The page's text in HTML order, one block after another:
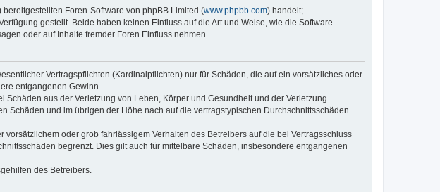
bereitgestellten Foren-Software von phpBB Limited (www.phpbb.com) handelt;
gestellt. Beide haben keinen Einfluss auf die Art und Weise, wie die Software
oder auf Inhalte fremder Foren Einfluss nehmen.
Vertragspflichten (Kardinalpflichten) nur für Schäden, die auf ein vorsätzliches oder
entgangenen Gewinn.
aus der Verletzung von Leben, Körper und Gesundheit und der Verletzung
Schäden und im übrigen der Höhe nach auf die vertragstypischen Durchschnittsschäden
oder grob fahrlässigem Verhalten des Betreibers auf die bei Vertragsschluss
begrenzt. Dies gilt auch für mittelbare Schäden, insbesondere entgangenen
des Betreibers.